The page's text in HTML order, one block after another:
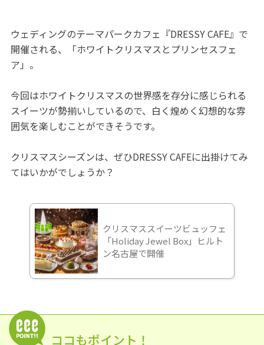
ウェディングのテーマパークカフェ『DRESSY CAFE』で
開催される、「ホワイトクリスマスとプリンセスフェ
ア」。
今回はホワイトクリスマスの世界感を存分に感じられる
スイーツが勢揃いしているので、白く煌めく幻想的な雰
囲気を楽しむことができそうです。
クリスマスシーズンは、ぜひDRESSY CAFEに出掛けてみ
てはいかがでしょうか？
クリスマススイーツビュッフェ
「Holiday Jewel Box」ヒルト
ン名古屋で開催
ココもポイント！